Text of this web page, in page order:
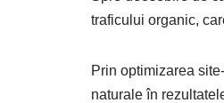
traficului organic,
Prin optimizarea
naturale în